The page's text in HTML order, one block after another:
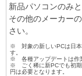
新品パソコンのみ
その他のメーカー
さい。
※ 対象の新しいPCは日本
す。
※ 各種アップデートは作
※ ごく稀に新PCでも初期
円は必要となります。